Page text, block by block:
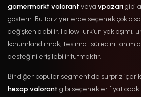
gamermarkt valorant veya vpazarıgibi
gösterir. Bu tarz yerlerde seçenek çok
değişken olabilir. FollowTurk’ün yaklaşımı;
konumlandırmak, teslimat sürecini
desteğini erişilebilir tutmaktır.
Bir diğer popüler segment de sürpriz
hesap valorant gibi seçenekler fiyat